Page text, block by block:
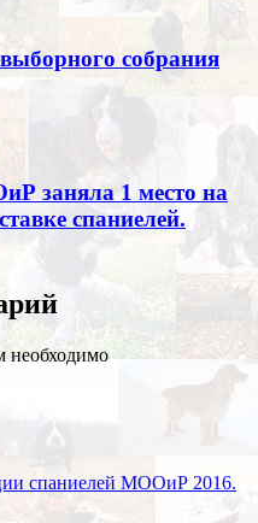
собрания
заняла 1 место на
спаниелей.
необходимо
спаниелей МООиР 2016.